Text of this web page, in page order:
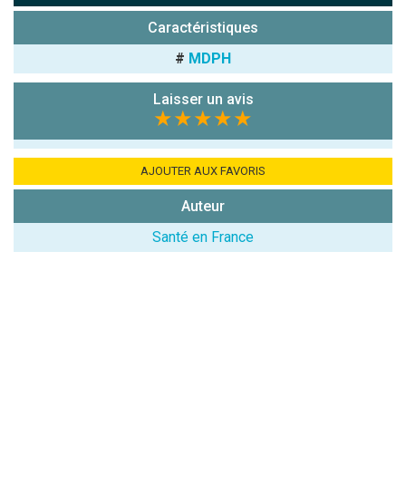
Note que vous souhaitez attribuer :
Antispam -
chiffres) :
l'établissement
Caractéristiques
# MDPH
Laisser un avis
★★★★★
AJOUTER AUX FAVORIS
Auteur
Santé en France